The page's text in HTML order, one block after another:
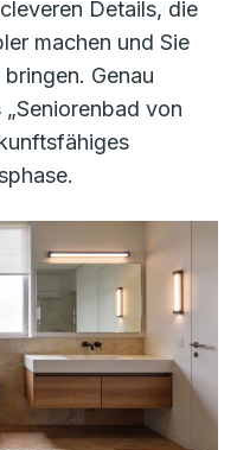
Details, die
machen und Sie
Genau
von